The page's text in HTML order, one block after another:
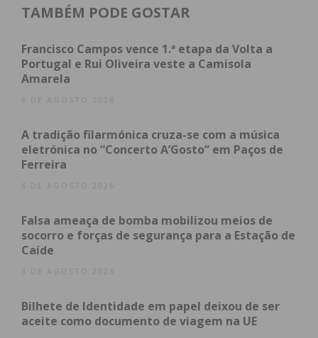
no IMEDIATO.
Subscreva a newsletter do
Imediato
obtenha de forma regular a informação
atualizada.
Eu li e concordo com ostermos e
TAMBÉM PODE GOSTAR
Francisco Campos vence 1.ª etapa da Volta a
Portugal e Rui Oliveira veste a Camisola
Amarela
6 DE AGOSTO 2026
A tradição filarmónica cruza-se com a música
eletrónica no “Concerto A’Gosto” em Paços de
Ferreira
6 DE AGOSTO 2026
Falsa ameaça de bomba mobilizou meios de
socorro e forças de segurança para a Estação de
Caíde
6 DE AGOSTO 2026
Bilhete de Identidade em papel deixou de ser
aceite como documento de viagem na UE